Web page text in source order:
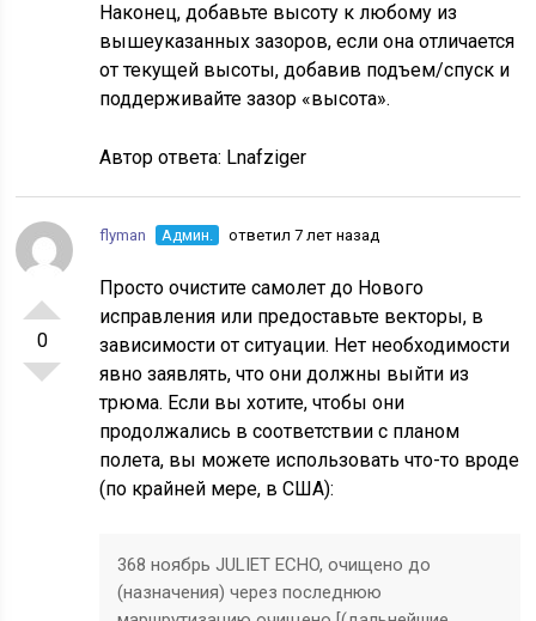
Наконец, добавьте высоту к любому из
вышеуказанных зазоров, если она отличается
от текущей высоты, добавив подъем/спуск и
поддерживайте зазор «высота».
Автор ответа: Lnafziger
0
flyman Админ. ответил 7 лет назад
Просто очистите самолет до Нового
исправления или предоставьте векторы, в
зависимости от ситуации. Нет необходимости
явно заявлять, что они должны выйти из
трюма. Если вы хотите, чтобы они
продолжались в соответствии с планом
полета, вы можете использовать что-то вроде
(по крайней мере, в США):
368 ноябрь JULIET ECHO, очищено до
(назначения) через последнюю